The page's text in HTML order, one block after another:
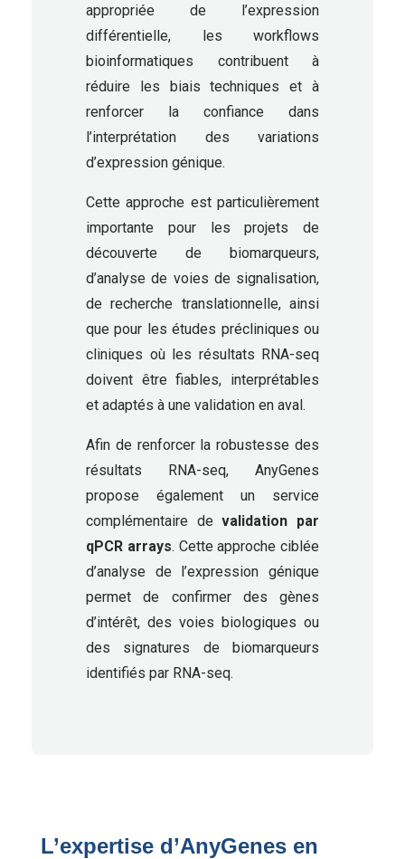
appropriée de l’expression
différentielle, les workflows
bioinformatiques contribuent à
réduire les biais techniques et à
renforcer la confiance dans
l’interprétation des variations
d’expression génique.
Cette approche est particulièrement
importante pour les projets de
découverte de biomarqueurs,
d’analyse de voies de signalisation,
de recherche translationnelle, ainsi
que pour les études précliniques ou
cliniques où les résultats RNA-seq
doivent être fiables, interprétables
et adaptés à une validation en aval.
Afin de renforcer la robustesse des
résultats RNA-seq, AnyGenes
propose également un service
complémentaire devalidation par
qPCR arrays. Cette approche ciblée
d’analyse de l’expression génique
permet de confirmer des gènes
d’intérêt, des voies biologiques ou
des signatures de biomarqueurs
identifiés par RNA-seq.
L’expertise d’AnyGenes en